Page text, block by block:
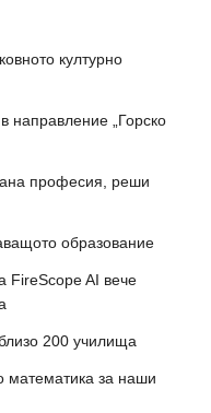
културно
направление „Горско
професия, реши
образование
FireScope AI вече
200 училища
математика за наши